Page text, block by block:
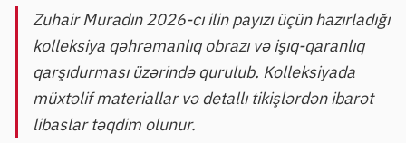
Zuhair Muradın 2026-cı ilin payızı üçün hazırladığı
kolleksiya qəhrəmanlıq obrazı və işıq-qaranlıq
qarşıdurması üzərində qurulub. Kolleksiyada
müxtəlif materiallar və detallı tikişlərdən ibarət
libaslar təqdim olunur.